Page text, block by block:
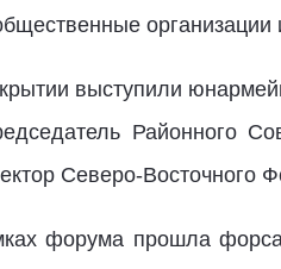
выступили
Районного
Северо-Восточного
форума прошла